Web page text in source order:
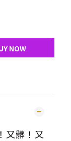
NOW
又髒！又